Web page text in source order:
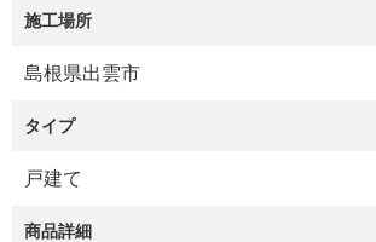
施工場所
島根県出雲市
タイプ
戸建て
商品詳細